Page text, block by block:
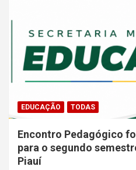
EDUCAÇÃO TODAS
Encontro Pedagógico
para o segundo
Piauí